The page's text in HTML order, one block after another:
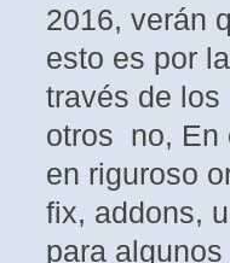
2016, verán
esto es por
través de los
otros no, En
en riguroso
fix, addons,
para